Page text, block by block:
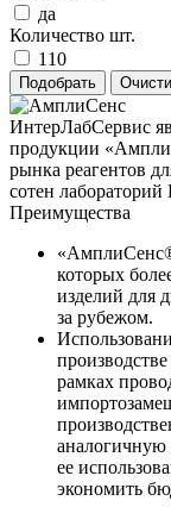
да
Количество шт.
110
ИнтерЛабСервис
продукции
рынка реагентов
сотен
Преимущества
которых
изделий для
за рубежом.
рамках
аналогичную
ее
экономить